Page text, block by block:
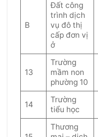
B
Đất công
trình dịch
vụ đô thị
cấp đơn vị
ở
13
Trường
mầm non
phường 10
14
Trường
tiểu học
Thương